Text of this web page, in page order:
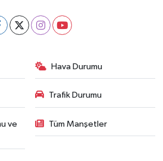
Hava Durumu
Trafik Durumu
ve
Tüm Manşetler